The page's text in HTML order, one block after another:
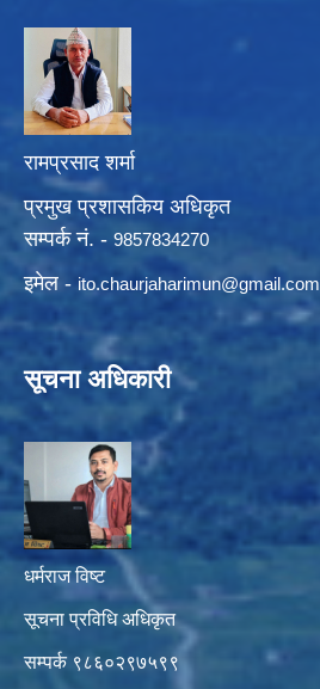
रामप्रसाद शर्मा
प्रमुख प्रशासकिय अधिकृत
सम्पर्क नं. - 9857834270
इमेल - ito.chaurjaharimun@gmail.com
सूचना अधिकारी
धर्मराज विष्ट
सूचना प्रविधि अधिकृत
सम्पर्क ९८६०२९७५९९